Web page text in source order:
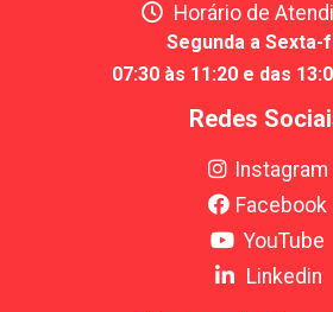
Horário de
Segunda a Sexta-
07:30 às 11:20 e das
Redes
Instagram
Facebook
YouTube
Linkedin